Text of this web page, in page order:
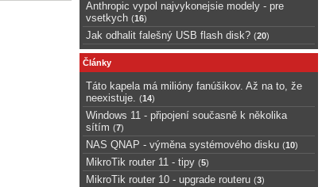
Anthropic vypol najvykonejsie modely - pre
vsetkych (16)
Jak odhalit falešný USB flash disk? (20)
Články
Táto kapela má milióny fanúšikov. Až na to, že
neexistuje.
(14)
Windows 11 - připojení současně k několika
sítím (7)
NAS QNAP - výměna systémového disku (10)
MikroTik router 11 - tipy (5)
MikroTik router 10 - upgrade routeru (3)